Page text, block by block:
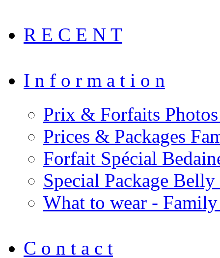
R E C E N T
I n f o r m a t i o n
Prix & Forfaits
Prices & Packages
Forfait Spécial
Special Package
What to wear - Family
C o n t a c t